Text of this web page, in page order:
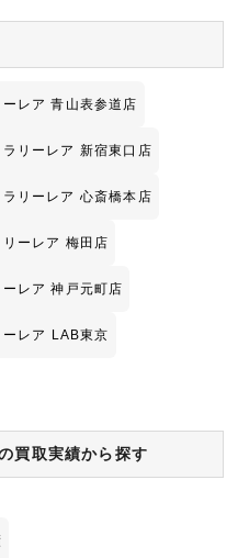
ーレア 青山表参道店
ラリーレア 新宿東口店
ラリーレア 心斎橋本店
リーレア 梅田店
ーレア 神戸元町店
ーレア LAB東京
買取実績から探す